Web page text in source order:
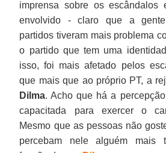
imprensa sobre os escândalos
envolvido - claro que a
partidos tiveram mais problema
o partido que tem uma
isso, foi mais afetado pelos
que mais que ao próprio PT, a
Dilma. Acho que há a
capacitada para exercer o
Mesmo que as pessoas não
percebam nele alguém mais